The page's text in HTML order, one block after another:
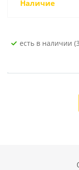
Наличие
Есть в наличии